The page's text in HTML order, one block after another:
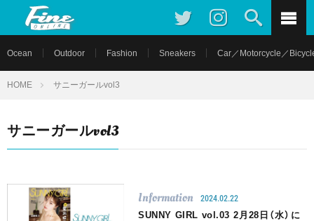
Ocean Outdoor Fashion Sneakers Car／Motorcycle／
HOME サニーガールvol3
サニーガールvol3
Information 2024.02.22
SUNNY GIRL vol.03 2月28日（水）に